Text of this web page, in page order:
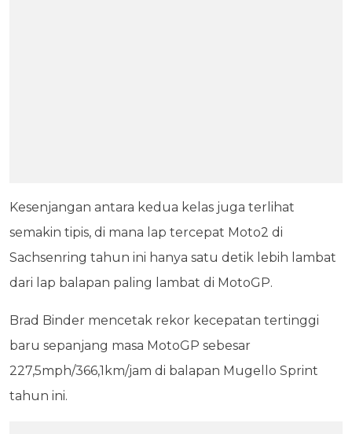
Kesenjangan antara kedua kelas juga terlihat
semakin tipis, di mana lap tercepat Moto2 di
Sachsenring tahun ini hanya satu detik lebih lambat
dari lap balapan paling lambat di MotoGP.
Brad Binder mencetak rekor kecepatan tertinggi
baru sepanjang masa MotoGP sebesar
227,5mph/366,1km/jam di balapan Mugello Sprint
tahun ini.